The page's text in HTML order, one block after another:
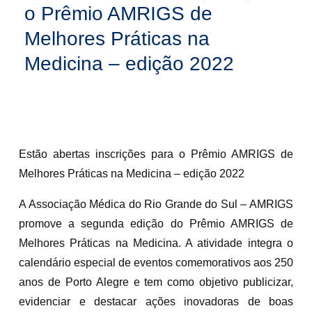
o Prêmio AMRIGS de
Melhores Práticas na
Medicina – edição 2022
Estão abertas inscrições para o Prêmio AMRIGS de
Melhores Práticas na Medicina – edição 2022
A Associação Médica do Rio Grande do Sul – AMRIGS
promove a segunda edição do Prêmio AMRIGS de
Melhores Práticas na Medicina. A atividade integra o
calendário especial de eventos comemorativos aos 250
anos de Porto Alegre e tem como objetivo publicizar,
evidenciar e destacar ações inovadoras de boas